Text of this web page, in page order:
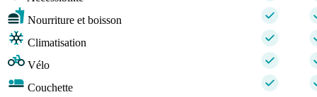
Nourriture et boisson
Climatisation
Vélo
Couchette